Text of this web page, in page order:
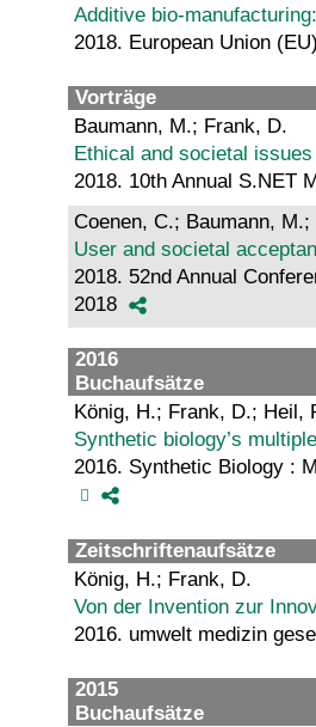
Additive bio-
2018. European Union
Vorträge
Baumann, M.; Frank, D.
Ethical and societal
2018. 10th Annual S.NET
Coenen, C.; Baumann,
User and societal
2018. 52nd Annual
2018
2016
Buchaufsätze
König, H.; Frank, D.; Heil,
Synthetic biology’s
2016. Synthetic Biology :
Zeitschriftenaufsätze
König, H.; Frank, D.
Von der Invention zur
2016. umwelt medizin
2015
Buchaufsätze